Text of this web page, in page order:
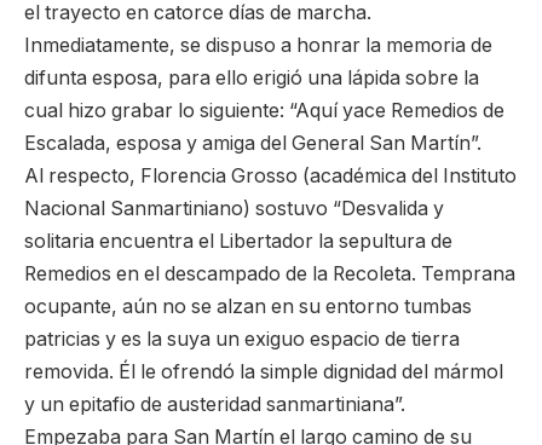
el trayecto en catorce días de marcha.
Inmediatamente, se dispuso a honrar la memoria de
difunta esposa, para ello erigió una lápida sobre la
cual hizo grabar lo siguiente: “Aquí yace Remedios de
Escalada, esposa y amiga del General San Martín”.
Al respecto, Florencia Grosso (académica del Instituto
Nacional Sanmartiniano) sostuvo “Desvalida y
solitaria encuentra el Libertador la sepultura de
Remedios en el descampado de la Recoleta. Temprana
ocupante, aún no se alzan en su entorno tumbas
patricias y es la suya un exiguo espacio de tierra
removida. Él le ofrendó la simple dignidad del mármol
y un epitafio de austeridad sanmartiniana”.
Empezaba para San Martín el largo camino de su